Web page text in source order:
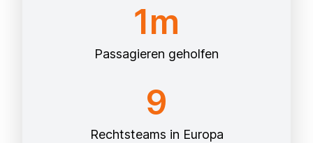
1m
Passagieren geholfen
9
Rechtsteams in Europa